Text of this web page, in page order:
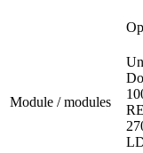
Module / modules